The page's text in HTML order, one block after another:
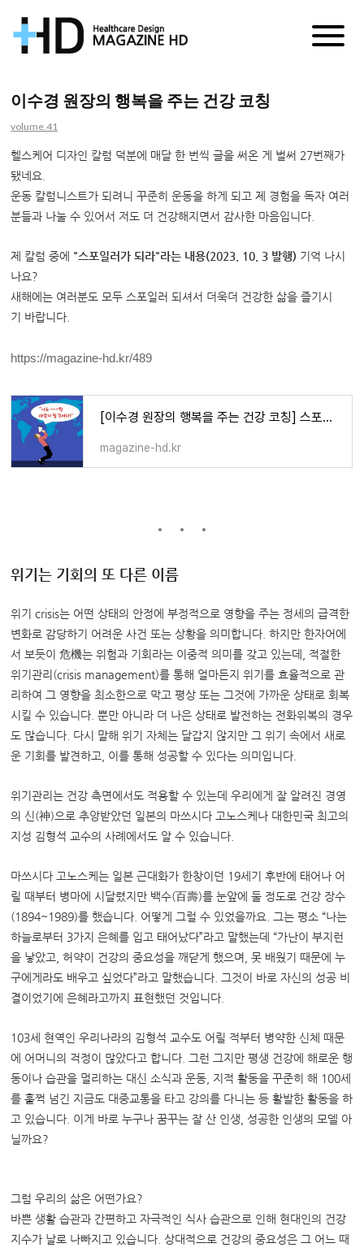
거
HD
이수경 원장의 행복을 주는 건강 코칭
volume.41
헬스케어 디자인 칼럼 덕분에 매달 한 번씩 글을 써온 게 벌써 27번째가
됐네요.
운동 칼럼니스트가 되려니 꾸준히 운동을 하게 되고 제 경험을 독자 여러
분들과 나눌 수 있어서 저도 더 건강해지면서 감사한 마음입니다.
제 칼럼 중에 "스포일러가 되라"라는 내용(2023. 10. 3 발행) 기억 나시
나요?
새해에는 여러분도 모두 스포일러 되셔서 더욱더 건강한 삶을 즐기시
기 바랍니다.
https://magazine-hd.kr/489
[이수경 원장의 행복을 주는 건강 코칭] 스포일러가 되라!
magazine-hd.kr
위기는 기회의 또 다른 이름
위기 crisis는 어떤 상태의 안정에 부정적으로 영향을 주는 정세의 급격한
변화로 감당하기 어려운 사건 또는 상황을 의미합니다. 하지만 한자어에
서 보듯이 危機는 위험과 기회라는 이중적 의미를 갖고 있는데, 적절한
위기관리(crisis management)를 통해 얼마든지 위기를 효율적으로 관
리하여 그 영향을 최소한으로 막고 평상 또는 그것에 가까운 상태로 회복
시킬 수 있습니다. 뿐만 아니라 더 나은 상태로 발전하는 전화위복의 경우
도 많습니다. 다시 말해 위기 자체는 달갑지 않지만 그 위기 속에서 새로
운 기회를 발견하고, 이를 통해 성공할 수 있다는 의미입니다.
위기관리는 건강 측면에서도 적용할 수 있는데 우리에게 잘 알려진 경영
의 신(神)으로 추앙받았던 일본의 마쓰시다 고노스케나 대한민국 최고의
지성 김형석 교수의 사례에서도 알 수 있습니다.
마쓰시다 고노스케는 일본 근대화가 한창이던 19세기 후반에 태어나 어
릴 때부터 병마에 시달렸지만 백수(百壽)를 눈앞에 둘 정도로 건강 장수
(1894~1989)를 했습니다. 어떻게 그럴 수 있었을까요. 그는 평소 “나는
하늘로부터 3가지 은혜를 입고 태어났다”라고 말했는데 “가난이 부지런
을 낳았고, 허약이 건강의 중요성을 깨닫게 했으며, 못 배웠기 때문에 누
구에게라도 배우고 싶었다”라고 말했습니다. 그것이 바로 자신의 성공 비
결이었기에 은혜라고까지 표현했던 것입니다.
103세 현역인 우리나라의 김형석 교수도 어릴 적부터 병약한 신체 때문
에 어머니의 걱정이 많았다고 합니다. 그런 그지만 평생 건강에 해로운 행
동이나 습관을 멀리하는 대신 소식과 운동, 지적 활동을 꾸준히 해 100세
를 훌쩍 넘긴 지금도 대중교통을 타고 강의를 다니는 등 활발한 활동을 하
고 있습니다. 이게 바로 누구나 꿈꾸는 잘 산 인생, 성공한 인생의 모델 아
닐까요?
그럼 우리의 삶은 어떤가요?
바쁜 생활 습관과 간편하고 자극적인 식사 습관으로 인해 현대인의 건강
지수가 날로 나빠지고 있습니다. 상대적으로 건강의 중요성은 그 어느 때